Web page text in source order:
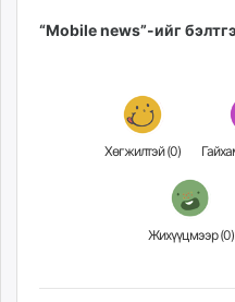
tvmongolia.mn
unread.today
“Mobile news”-ийг
Хөгжилтэй (0)
Жихүүцмээр (0)